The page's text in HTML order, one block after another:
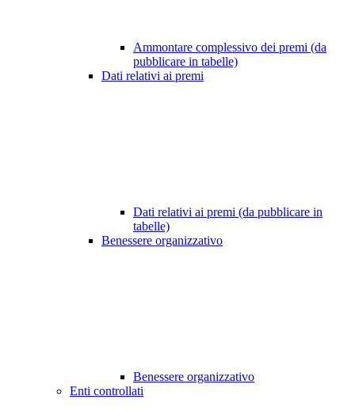
Ammontare complessivo dei premi (da
pubblicare in tabelle)
Dati relativi ai premi
Dati relativi ai premi (da pubblicare in
tabelle)
Benessere organizzativo
Benessere organizzativo
Enti controllati